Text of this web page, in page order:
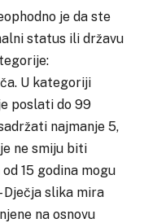
je da ste
status ili državu
U kategoriji
poslati do 99
najmanje 5,
ne smiju biti
15 godina mogu
slika mira
na osnovu